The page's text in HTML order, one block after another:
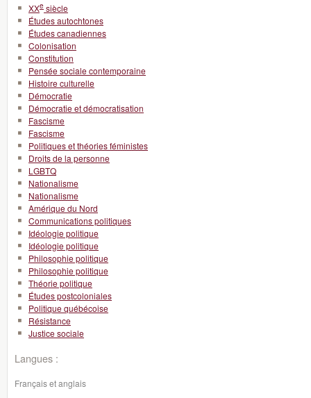
XXe siècle
Études autochtones
Études canadiennes
Colonisation
Constitution
Pensée sociale contemporaine
Histoire culturelle
Démocratie
Démocratie et démocratisation
Fascisme
Fascisme
Politiques et théories féministes
Droits de la personne
LGBTQ
Nationalisme
Nationalisme
Amérique du Nord
Communications politiques
Idéologie politique
Idéologie politique
Philosophie politique
Philosophie politique
Théorie politique
Études postcoloniales
Politique québécoise
Résistance
Justice sociale
Langues :
Français et anglais